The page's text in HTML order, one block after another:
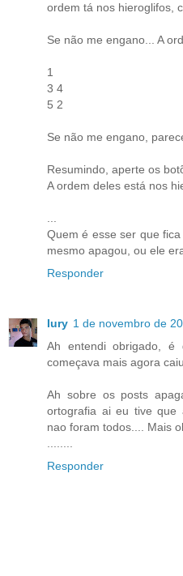
ordem tá nos hieroglifos,
Se não me engano... A
1
3 4
5 2
Se não me engano,
Resumindo, aperte os
A ordem deles está nos
Quem é esse ser que
mesmo apagou, ou ele
Responder
Iury 1 de novembro de
Ah entendi obrigado,
começava mais agora
Ah sobre os posts
ortografia ai eu tive que
nao foram todos.... Mais
Responder